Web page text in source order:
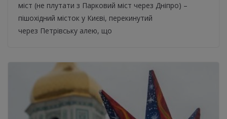
міст (не плутати з Парковий міст через Дніпро) –
пішохідний місток у Києві, перекинутий
через Петрівську алею, що